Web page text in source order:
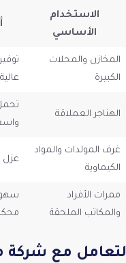
الاستخدام
الأساسي
المخازن والمحلات
الكبيرة
الهناجر العملاقة
غرف المولدات والمواد
الكيماوية
عزل
ممرات الأفراد
والمكاتب الملحقة
مع شركة